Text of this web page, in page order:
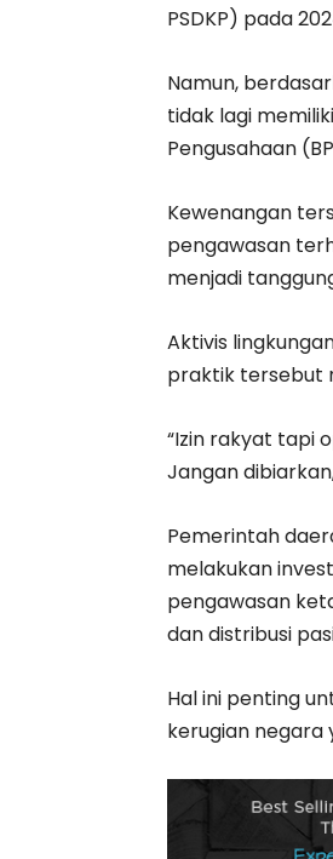
PSDKP) pada
Namun,
tidak lagi
Pengusahaan
Kewenangan
pengawasan
menjadi
Aktivis
praktik tersebut
“Izin rakyat tapi
Jangan
Pemerintah
melakukan
pengawasan
dan distribusi
Hal ini penting
kerugian negara